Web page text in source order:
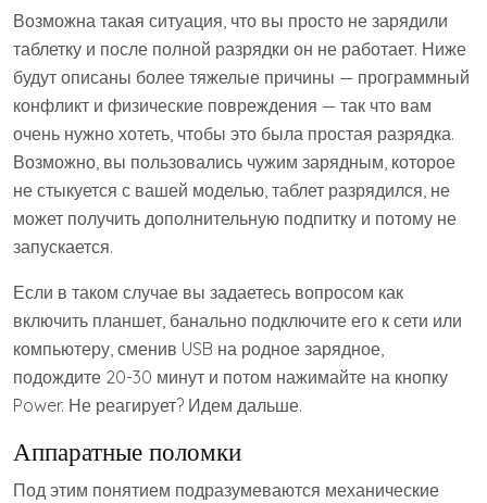
Возможна такая ситуация, что вы просто не зарядили
таблетку и после полной разрядки он не работает. Ниже
будут описаны более тяжелые причины — программный
конфликт и физические повреждения — так что вам
очень нужно хотеть, чтобы это была простая разрядка.
Возможно, вы пользовались чужим зарядным, которое
не стыкуется с вашей моделью, таблет разрядился, не
может получить дополнительную подпитку и потому не
запускается.
Если в таком случае вы задаетесь вопросом как
включить планшет, банально подключите его к сети или
компьютеру, сменив USB на родное зарядное,
подождите 20-30 минут и потом нажимайте на кнопку
Power. Не реагирует? Идем дальше.
Аппаратные поломки
Под этим понятием подразумеваются механические